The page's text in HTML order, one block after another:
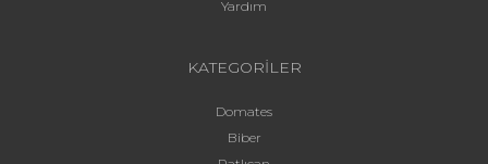
Yardım
KATEGORİLER
Domates
Biber